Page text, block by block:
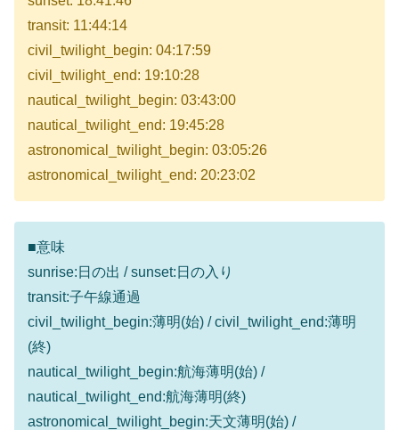
transit: 11:44:14
civil_twilight_begin: 04:17:59
civil_twilight_end: 19:10:28
nautical_twilight_begin: 03:43:00
nautical_twilight_end: 19:45:28
astronomical_twilight_begin: 03:05:26
astronomical_twilight_end: 20:23:02
■意味
sunrise:日の出 / sunset:日の入り
transit:子午線通過
civil_twilight_begin:薄明(始) / civil_twilight_end:薄明
(終)
nautical_twilight_begin:航海薄明(始) /
nautical_twilight_end:航海薄明(終)
astronomical_twilight_begin:天文薄明(始) /